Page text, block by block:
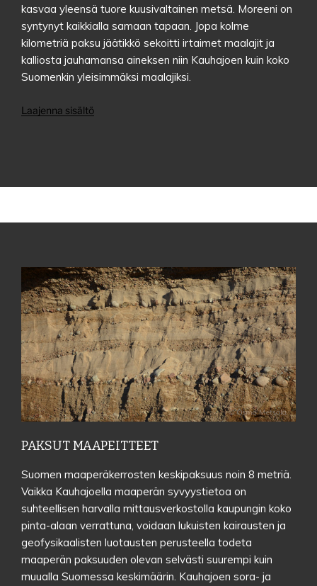
kasvaa yleensä tuore kuusivaltainen metsä. Moreeni on
syntynyt kaikkialla samaan tapaan. Jopa kolme
kilometriä paksu jäätikkö sekoitti irtaimet maalajit ja
kalliosta jauhamansa aineksen niin Kauhajoen kuin koko
Suomenkin yleisimmäksi maalajiksi.
Laajenna sisältö
Kauhajoen maapeitteet ovat poikkeuksellisen paksut, ehkä kolminkertaiset
muuhun Suomeen verrattuna. Sorakuopan törmässä näkyvät muinaisen
jäätikköjoen tuomat kerrokset.
PAKSUT MAAPEITTEET
Suomen maaperäkerrosten keskipaksuus noin 8 metriä.
Vaikka Kauhajoella maaperän syvyystietoa on
suhteellisen harvalla mittausverkostolla kaupungin koko
pinta-alaan verrattuna, voidaan lukuisten kairausten ja
geofysikaalisten luotausten perusteella todeta
maaperän paksuuden olevan selvästi suurempi kuin
muualla Suomessa keskimäärin. Kauhajoen sora- ja